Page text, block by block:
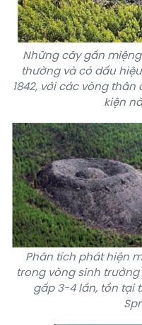
Những cây gần
thường và có dấu
1842, với các vòng
kiện
Phân tích phát hiện
trong vòng sinh
gấp 3-4 lần, tồn tại